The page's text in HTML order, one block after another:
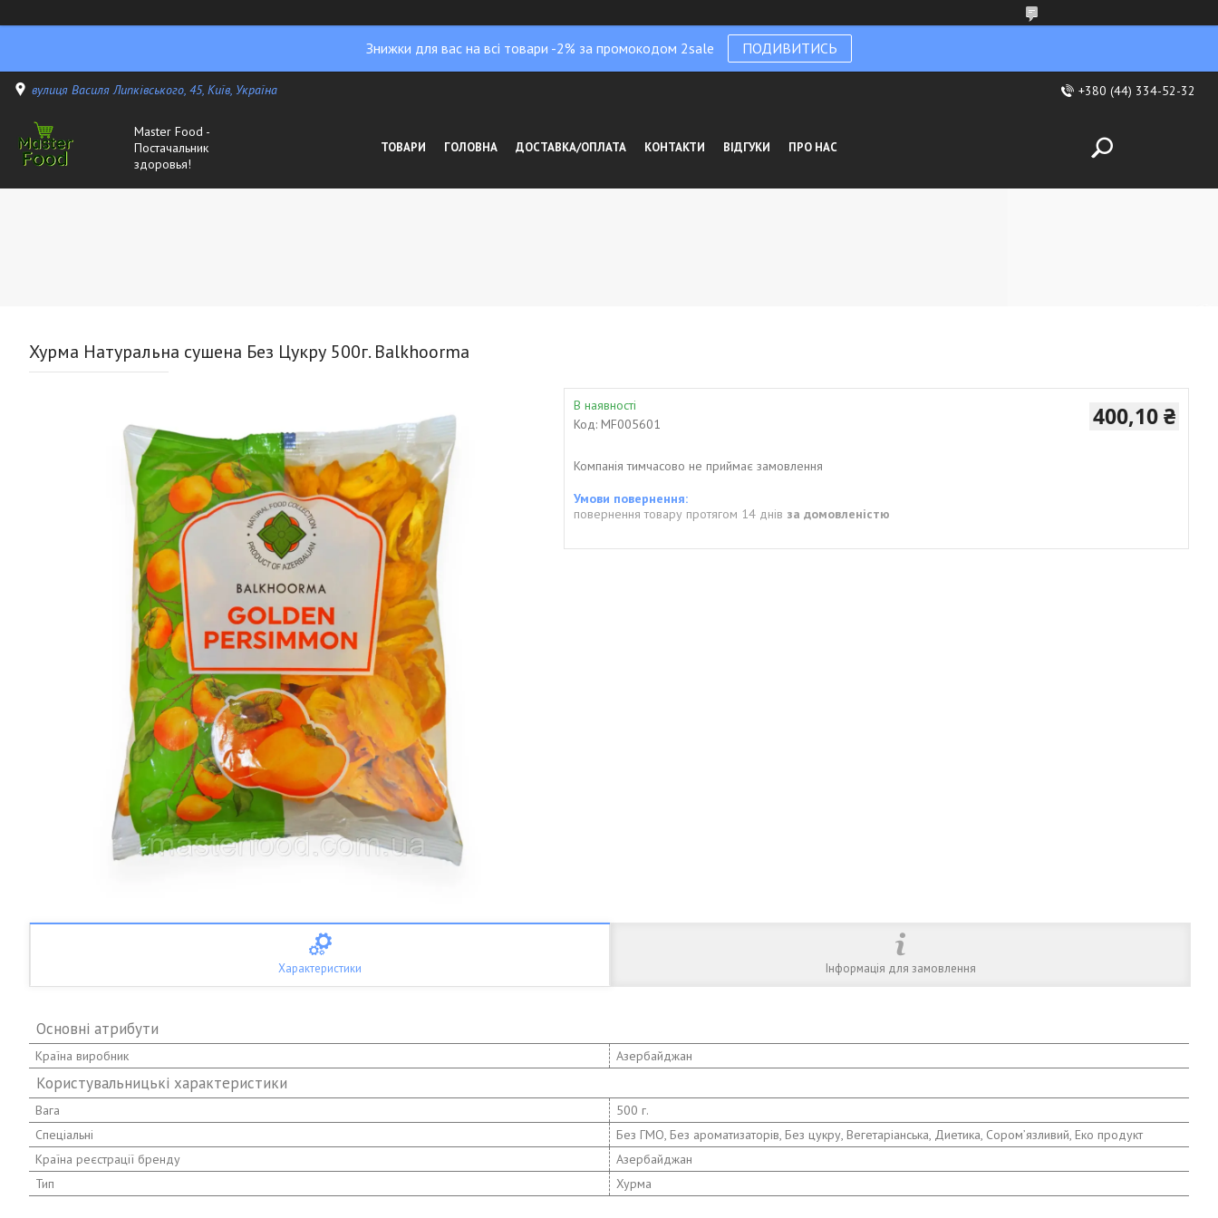
Знижки для вас на всі товари -2% за промокодом 2sale ПОДИВИТИСЬ
вулиця Василя Липківського, 45, Київ, Україна +380 (44) 334-52-32
Master Food -
Постачальник
здоровья!
ТОВАРИ ГОЛОВНА ДОСТАВКА/ОПЛАТА КОНТАКТИ ВІДГУКИ ПРО НАС
Хурма Натуральна сушена Без Цукру 500г. Balkhoorma
В наявності
Код: MF005601 400,10 ₴
Компанія тимчасово не приймає замовлення
повернення товару протягом 14 днів за домовленістю
Характеристики Інформація для замовлення
Основні атрибути
Країна виробник Азербайджан
Користувальницькі характеристики
Вага
500 г.
Спеціальні
Без ГМО, Без ароматизаторів, Без цукру, Вегетаріанська, Диетика, Сором’язливий, Еко продукт
Країна реєстрації бренду
Азербайджан
Тип
Хурма